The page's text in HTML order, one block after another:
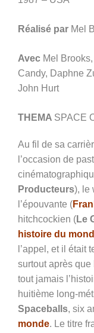
Réalisé par Mel
Avec Mel
Candy, Daphne
John Hurt
THEMA SPACE
Au fil de sa
l’occasion de
Producteurs), le
l’épouvante (
hitchcockien (Le
histoire du
l’appel, et il était
surtout après que
tout jamais
huitième long-
Spaceballs, six
monde. Le titre